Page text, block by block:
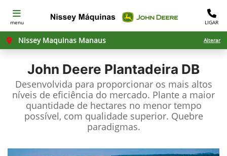
menu LIGAR
Nissey Maquinas Manaus Alterar
John Deere Plantadeira DB
Desenvolvida para proporcionar os mais altos
níveis de eficiência do mercado. Plante a maior
quantidade de hectares no menor tempo
possível, com qualidade superior. Quebre
paradigmas.